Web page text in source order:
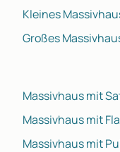
Kleines
Großes
Massivhaus mit
Massivhaus mit
Massivhaus mit